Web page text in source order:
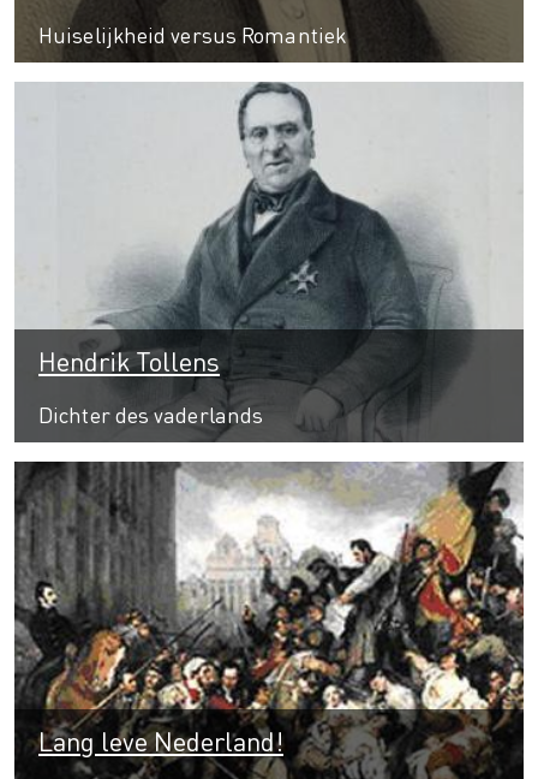
Huiselijkheid versus Romantiek
Hendrik Tollens
Dichter des vaderlands
Lang leve Nederland!